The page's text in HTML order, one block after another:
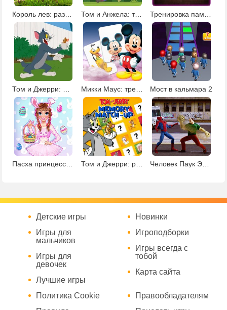
Король лев: развивающие мини-игры Том и Анжела: тренировка памяти
Микки Маус: тренировка памяти Мост в кальмара 2
Пасха принцессы Анны Том и Джерри: развитие памяти Человек Паук Эпичные Битвы
Детские игры
Игры для
мальчиков
Игры для
девочек
Лучшие игры
Новинки
Игроподборки
Игры всегда с
тобой
Карта сайта
Политика Cookie
Правообладателям